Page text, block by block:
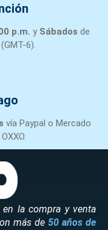
p.m. y Sábados de
(GMT-6).
vía Paypal o Mercado
en la compra y venta
más de 50 años de